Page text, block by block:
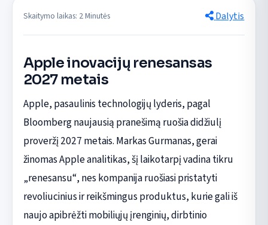
Skaitymo laikas: 2 Minutės Dalytis
Apple inovacijų renesansas
2027 metais
Apple, pasaulinis technologijų lyderis, pagal
Bloomberg naujausią pranešimą ruošia didžiulį
proveržį 2027 metais. Markas Gurmanas, gerai
žinomas Apple analitikas, šį laikotarpį vadina tikru
„renesansu“, nes kompanija ruošiasi pristatyti
revoliucinius ir reikšmingus produktus, kurie gali iš
naujo apibrėžti mobiliųjų įrenginių, dirbtinio